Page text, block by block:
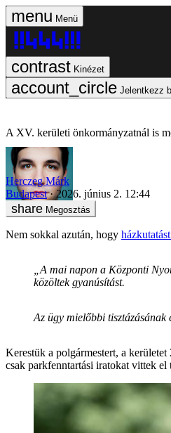
Menü
Kinézet
Jelentkezz
A XV. kerületi önkormányzatnál is
Herczeg Márk
Budapest
2026. június 2. 12:44
Megosztás
Nem sokkal azután, hogy
„A mai napon a Központi
közöltek gyanúsítást.
Az ügy mielőbbi tisztázásának
Kerestük a polgármestert, a
csak parkfenntartási iratokat vittek el